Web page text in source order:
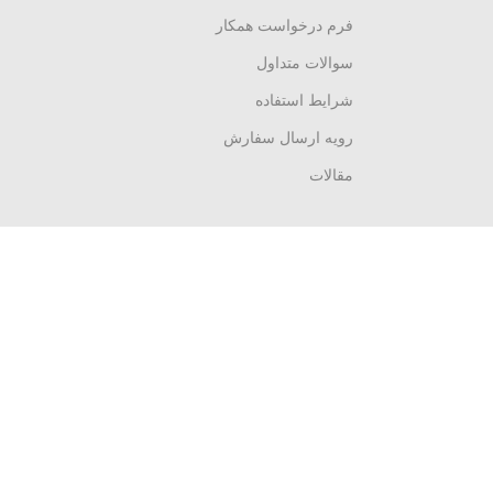
فرم درخواست همکار
سوالات متداول
شرایط استفاده
رویه ارسال سفارش
مقالات